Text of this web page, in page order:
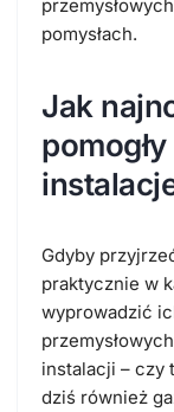
pomysłach.
Jak
Gdyby
praktycznie w
wyprowadzić
instalacji – czy
dziś również